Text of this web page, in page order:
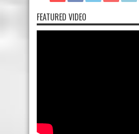
FEATURED VIDEO